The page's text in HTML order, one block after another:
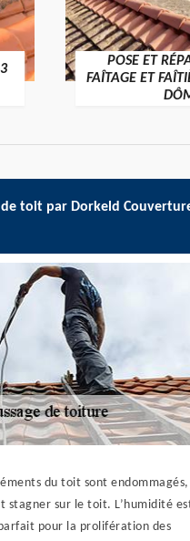
POSE ET
FAÎTAGE ET
de toit par Dorkeld
du toit sont endommagés,
stagner sur le toit. L’humidité
pour la prolifération des